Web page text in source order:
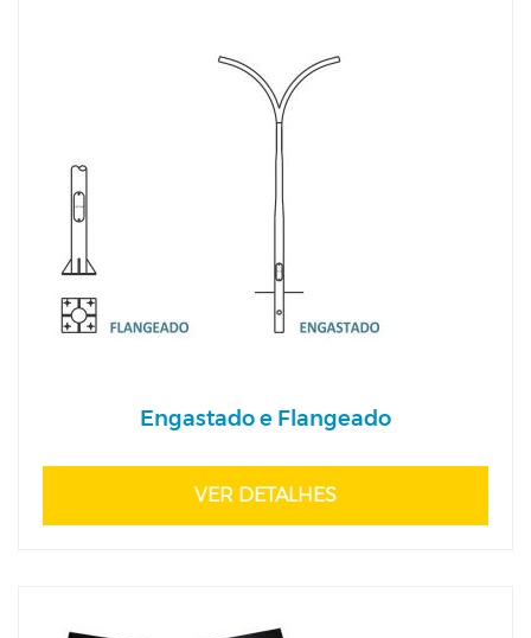
Engastado e Flangeado
VER DETALHES